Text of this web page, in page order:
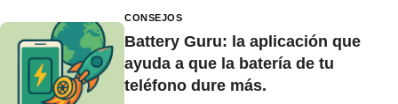
CONSEJOS
Battery Guru: la aplicación que
ayuda a que la batería de tu
teléfono dure más.